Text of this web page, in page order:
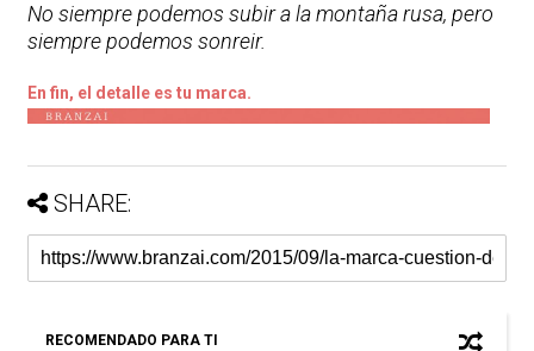
No siempre podemos subir a la montaña rusa, pero
siempre podemos sonreir.
En fin, el detalle es tu marca.
SHARE:
RECOMENDADO PARA TI